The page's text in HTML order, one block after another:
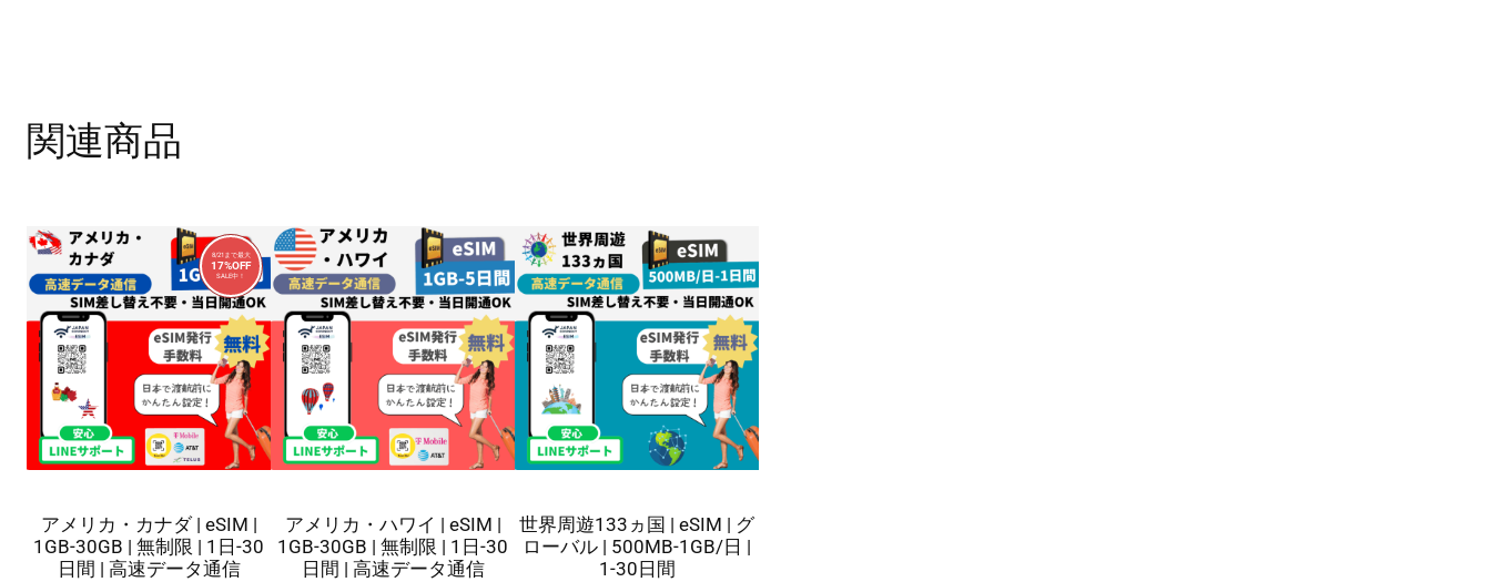
関連商品
8/21まで最大
17%OFF
SALE中！
販
売
中
の
商
品
アメリカ・カナダ | eSIM |
1GB-30GB | 無制限 | 1日-30
日間 | 高速データ通信
アメリカ・ハワイ | eSIM |
1GB-30GB | 無制限 | 1日-30
日間 | 高速データ通信
世界周遊133ヵ国 | eSIM | グ
ローバル | 500MB-1GB/日 |
1-30日間